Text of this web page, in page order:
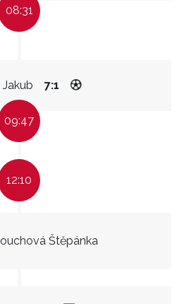
08:31
7:1
09:47
12:10
Štěpánka